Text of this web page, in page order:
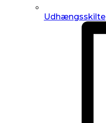
Udhængsskilte